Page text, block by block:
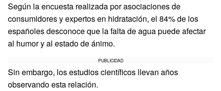
Según la encuesta realizada por asociaciones de
consumidores y expertos en hidratación, el 84% de los
españoles desconoce que la falta de agua puede afectar
al humor y al estado de ánimo.
PUBLICIDAD
Sin embargo, los estudios científicos llevan años
observando esta relación.